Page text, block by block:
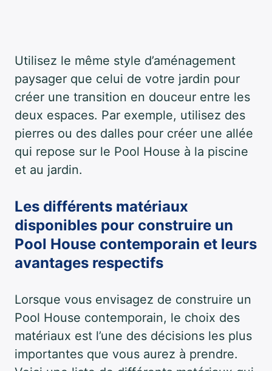
Utilisez le même style d’aménagement
paysager que celui de votre jardin pour
créer une transition en douceur entre les
deux espaces. Par exemple, utilisez des
pierres ou des dalles pour créer une allée
qui repose sur le Pool House à la piscine
et au jardin.
Les différents matériaux
disponibles pour construire un
Pool House contemporain et leurs
avantages respectifs
Lorsque vous envisagez de construire un
Pool House contemporain, le choix des
matériaux est l’une des décisions les plus
importantes que vous aurez à prendre.